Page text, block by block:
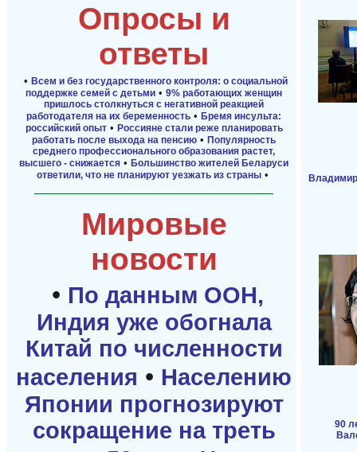
Опросы и
ответы
• Всем и без государственного контроля: о социальной
поддержке семей с детьми • 9% работающих женщин
пришлось столкнуться с негативной реакцией
работодателя на их беременность • Бремя инсульта:
российский опыт• Россияне стали реже планировать
работать после выхода на пенсию • Популярность
среднего профессионального образования растет,
высшего - снижается • Большинство жителей Беларуси
ответили, что не планируют уезжать из страны•
Мировые
новости
• По данным ООН,
Индия уже обогнала
Китай по численности
населения • Населению
Японии прогнозируют
сокращение на треть
90